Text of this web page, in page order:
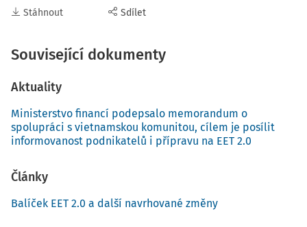
Stáhnout Sdílet
Související dokumenty
Aktuality
Ministerstvo financí podepsalo memorandum o
spolupráci s vietnamskou komunitou, cílem je posílit
informovanost podnikatelů i přípravu na EET 2.0
Články
Balíček EET 2.0 a další navrhované změny